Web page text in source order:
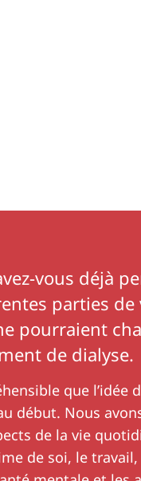
vous déjà
parties de
pourraient
de dialyse.
que l’idée
début. Nous
de la vie
de soi, le travail,